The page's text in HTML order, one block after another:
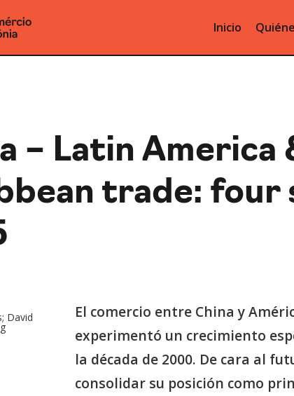
Inicio
– Latin America
trade: four
David
El comercio entre China y
experimentó un crecimiento
la década de 2000. De cara al
consolidar su posición como